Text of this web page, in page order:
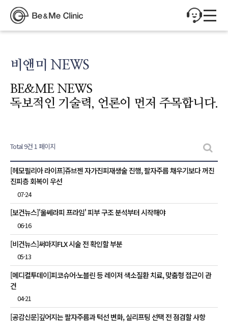
비앤미 NEWS
BE&ME NEWS
독보적인 기술력, 언론이 먼저 주목합니다.
Total 9건 1 페이지
비앤미 NEWS 목록
[헤모필리아 라이프]쥬브젠 자가진피재생술 진행, 팔자주름 채우기보다 꺼진
진피층 회복이 우선
07-24
[보건뉴스]'울쎄라피 프라임' 피부 구조 분석부터 시작해야
06-16
[비건뉴스]써마지FLX 시술 전 확인할 부분
05-13
[메디컬투데이]피코슈어·노블린 등 레이저 색소질환 치료, 맞춤형 접근이 관
건
04-21
[공감신문]깊어지는 팔자주름과 턱선 변화, 실리프팅 선택 전 점검할 사항